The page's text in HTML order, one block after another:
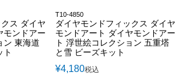
ス ダイヤ
モンドアー
ン 東海道
ト
T10-4850
ダイヤモンドフィックス ダイヤ
モンドアート ダイヤモンドアー
ト 浮世絵コレクション 五重塔
と雪 ビーズキット
¥4,180税込